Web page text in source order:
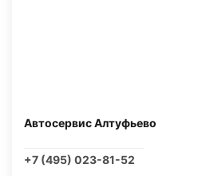
Автосервис Алтуфьево
+7 (495) 023-81-52